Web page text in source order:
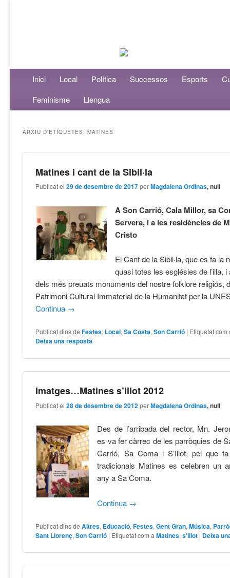
Menú principalAneu al contingut principal
Aneu al contingut secundari
Inici Local Política Successos Esports
Feminisme
Llengua
ARXIU D'ETIQUETES:MATINES
Matines i cant de la Sibil·la
Publicat el29 de desembre de 2017 perMagdalena Ordinas, null
A Son Carrió, Cala Millor, sa
Servera, i a les residències de
Cristo
El Cant de la Sibil·la, que es fa la
quasi totes les esglésies de l’illa,
dels més preuats monuments del nostre folklore religiós,
Patrimoni Cultural Immaterial de la Humanitat per la
Continua →
Publicat dins de Festes, Local,Sa Costa,Son Carrió | Etiquetat com
Deixa una resposta
Imatges…Matines s’Illot 2012
Publicat el28 de desembre de 2012 perMagdalena Ordinas, null
Des de l’arribada del rector, Mn.
es va fer càrrec de les parròquies de
Carrió, Sa Coma i S’Illot, pel que
tradicionals Matines es celebren un
any a Sa Coma.
Continua →
Publicat dins de Altres, Educació,Festes,Gent Gran,Música,
Sant Llorenç,Son Carrió | Etiquetat com a Matines,s'illot | Deixa